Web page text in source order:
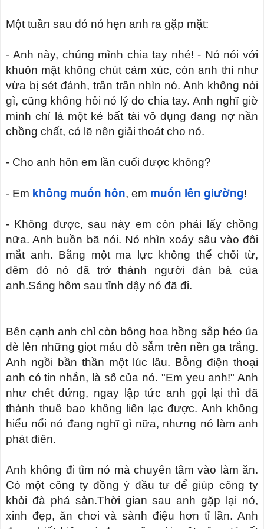
Một tuần sau đó nó hẹn anh ra gặp mặt:
- Anh này, chúng mình chia tay nhé! - Nó nói với
khuôn mặt không chút cảm xúc, còn anh thì như
vừa bị sét đánh, trân trân nhìn nó. Anh không nói
gì, cũng không hỏi nó lý do chia tay. Anh nghĩ giờ
mình chỉ là một kẻ bất tài vô dụng đang nợ nần
chồng chất, có lẽ nên giải thoát cho nó.
- Cho anh hôn em lần cuối được không?
- Em không muốn hôn, em muốn lên giường!
- Không được, sau này em còn phải lấy chồng
nữa. Anh buồn bã nói. Nó nhìn xoáy sâu vào đôi
mắt anh. Bằng một ma lực không thể chối từ,
đêm đó nó đã trở thành người đàn bà của
anh.Sáng hôm sau tỉnh dậy nó đã đi.
Bên cạnh anh chỉ còn bông hoa hồng sắp héo úa
đè lên những giọt máu đỏ sẫm trên nền ga trắng.
Anh ngồi bần thần một lúc lâu. Bỗng điện thoại
anh có tin nhắn, là số của nó. "Em yeu anh!" Anh
như chết đứng, ngay lập tức anh gọi lại thì đã
thành thuê bao không liên lạc được. Anh không
hiểu nổi nó đang nghĩ gì nữa, nhưng nó làm anh
phát điên.
Anh không đi tìm nó mà chuyên tâm vào làm ăn.
Có một công ty đồng ý đầu tư để giúp công ty
khỏi đà phá sản.Thời gian sau anh gặp lại nó,
xinh đẹp, ăn chơi và sành điệu hơn tỉ lần. Anh